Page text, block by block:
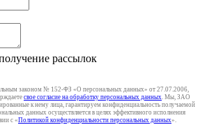
рассылок
законом № 152-ФЗ «О персональных данных» от 27.07.2006,
свое согласие на обработку персональных данных. Мы, ЗАО
к нему лица, гарантируем конфиденциальность получаемой
данных осуществляется в целях эффективного исполнения
с «Политикой конфиденциальности персональных данных».